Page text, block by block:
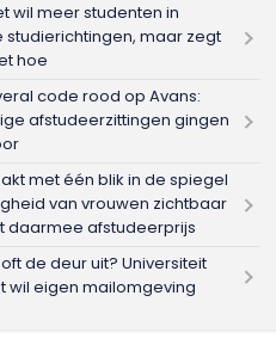
wil meer studenten in
studierichtingen, maar zegt
hoe
code rood op Avans:
afstudeerzittingen gingen
met één blik in de spiegel
van vrouwen zichtbaar
daarmee afstudeerprijs
de deur uit? Universiteit
wil eigen mailomgeving